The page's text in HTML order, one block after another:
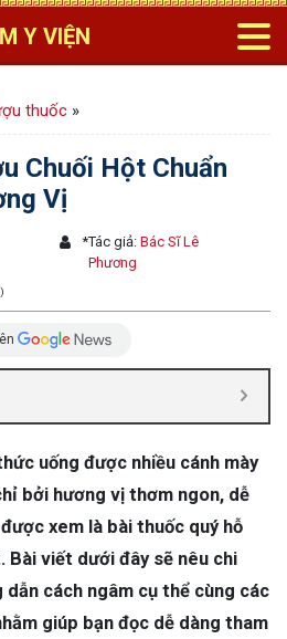
Y VIỆN
thuốc »
Chuối Hột Chuẩn
Vị
*Tác giả:Bác Sĩ Lê
Phương
uống được nhiều cánh mày
bởi hương vị thơm ngon, dễ
xem là bài thuốc quý hỗ
viết dưới đây sẽ nêu chi
cách ngâm cụ thể cùng các
giúp bạn đọc dễ dàng tham